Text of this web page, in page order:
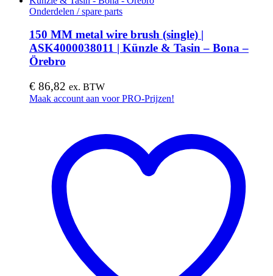
Onderdelen / spare parts
150 MM metal wire brush (single) |
ASK4000038011 | Künzle & Tasin – Bona –
Örebro
€ 86,82 ex. BTW
Maak account aan voor PRO-Prijzen!